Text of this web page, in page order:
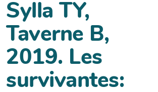
Sylla TY,
Taverne B,
2019. Les
survivantes: